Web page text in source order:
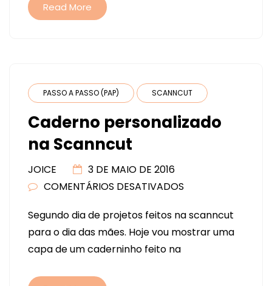
Read More
PASSO A PASSO (PAP) SCANNCUT
Caderno personalizado
na Scanncut
JOICE
3 DE MAIO DE 2016
COMENTÁRIOS DESATIVADOS
PERSONALIZADO
NA
Segundo dia de projetos feitos na scanncut
para o dia das mães. Hoje vou mostrar uma
capa de um caderninho feito na